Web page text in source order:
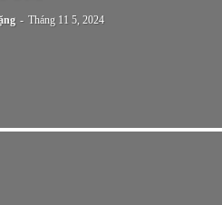
- Tháng 11 5, 2024